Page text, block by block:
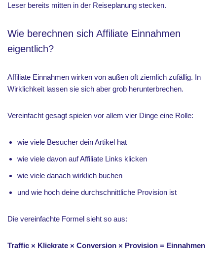
Leser bereits mitten in der Reiseplanung stecken.
Wie berechnen sich Affiliate Einnahmen
eigentlich?
Affiliate Einnahmen wirken von außen oft ziemlich zufällig. In
Wirklichkeit lassen sie sich aber grob herunterbrechen.
Vereinfacht gesagt spielen vor allem vier Dinge eine Rolle:
wie viele Besucher dein Artikel hat
wie viele davon auf Affiliate Links klicken
wie viele danach wirklich buchen
und wie hoch deine durchschnittliche Provision ist
Die vereinfachte Formel sieht so aus:
Traffic × Klickrate × Conversion × Provision = Einnahmen